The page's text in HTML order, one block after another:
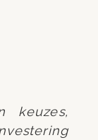
keuzes,